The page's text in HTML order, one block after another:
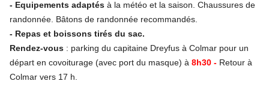
- Equipements adaptés à la météo et la saison. Chaussures de
randonnée. Bâtons de randonnée recommandés.
- Repas et boissons tirés du sac.
Rendez-vous : parking du capitaine Dreyfus à Colmar pour un
départ en covoiturage (avec port du masque) à 8h30 - Retour à
Colmar vers 17 h.